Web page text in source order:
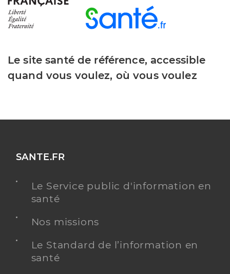
Le site santé de référence, accessible
quand vous voulez, où vous voulez
SANTE.FR
Le Service public d'information en
santé
Nos missions
Le Standard de l’information en
santé